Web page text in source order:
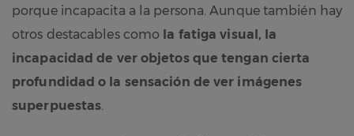
porque incapacita a la persona. Aunque también hay
otros destacables como la fatiga visual, la
incapacidad de ver objetos que tengan cierta
profundidad o la sensación de ver imágenes
superpuestas.